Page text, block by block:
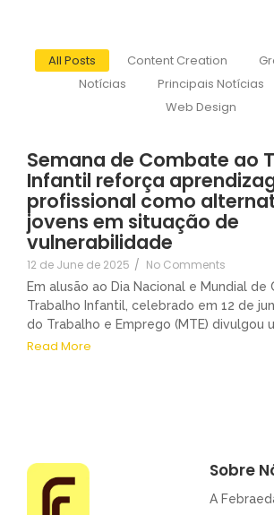
All Posts Content Creation
Notícias
Principais Notícias
Web Design
Semana de Combate ao
Infantil reforça
profissional como
jovens em situação de
vulnerabilidade
12 de June de 2025 / No Comments
Em alusão ao Dia Nacional e Mundial de
Trabalho Infantil, celebrado em 12 de
do Trabalho e Emprego (MTE) divulgou
Read More
Sobre
A